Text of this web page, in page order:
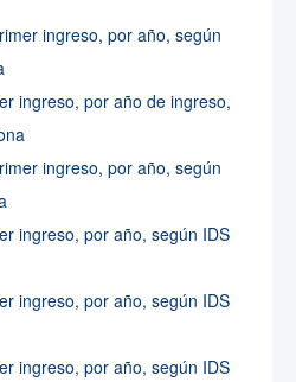
ingreso, por año, según
ingreso, por año de ingreso,
ingreso, por año, según
ingreso, por año, según IDS
ingreso, por año, según IDS
ingreso, por año, según IDS